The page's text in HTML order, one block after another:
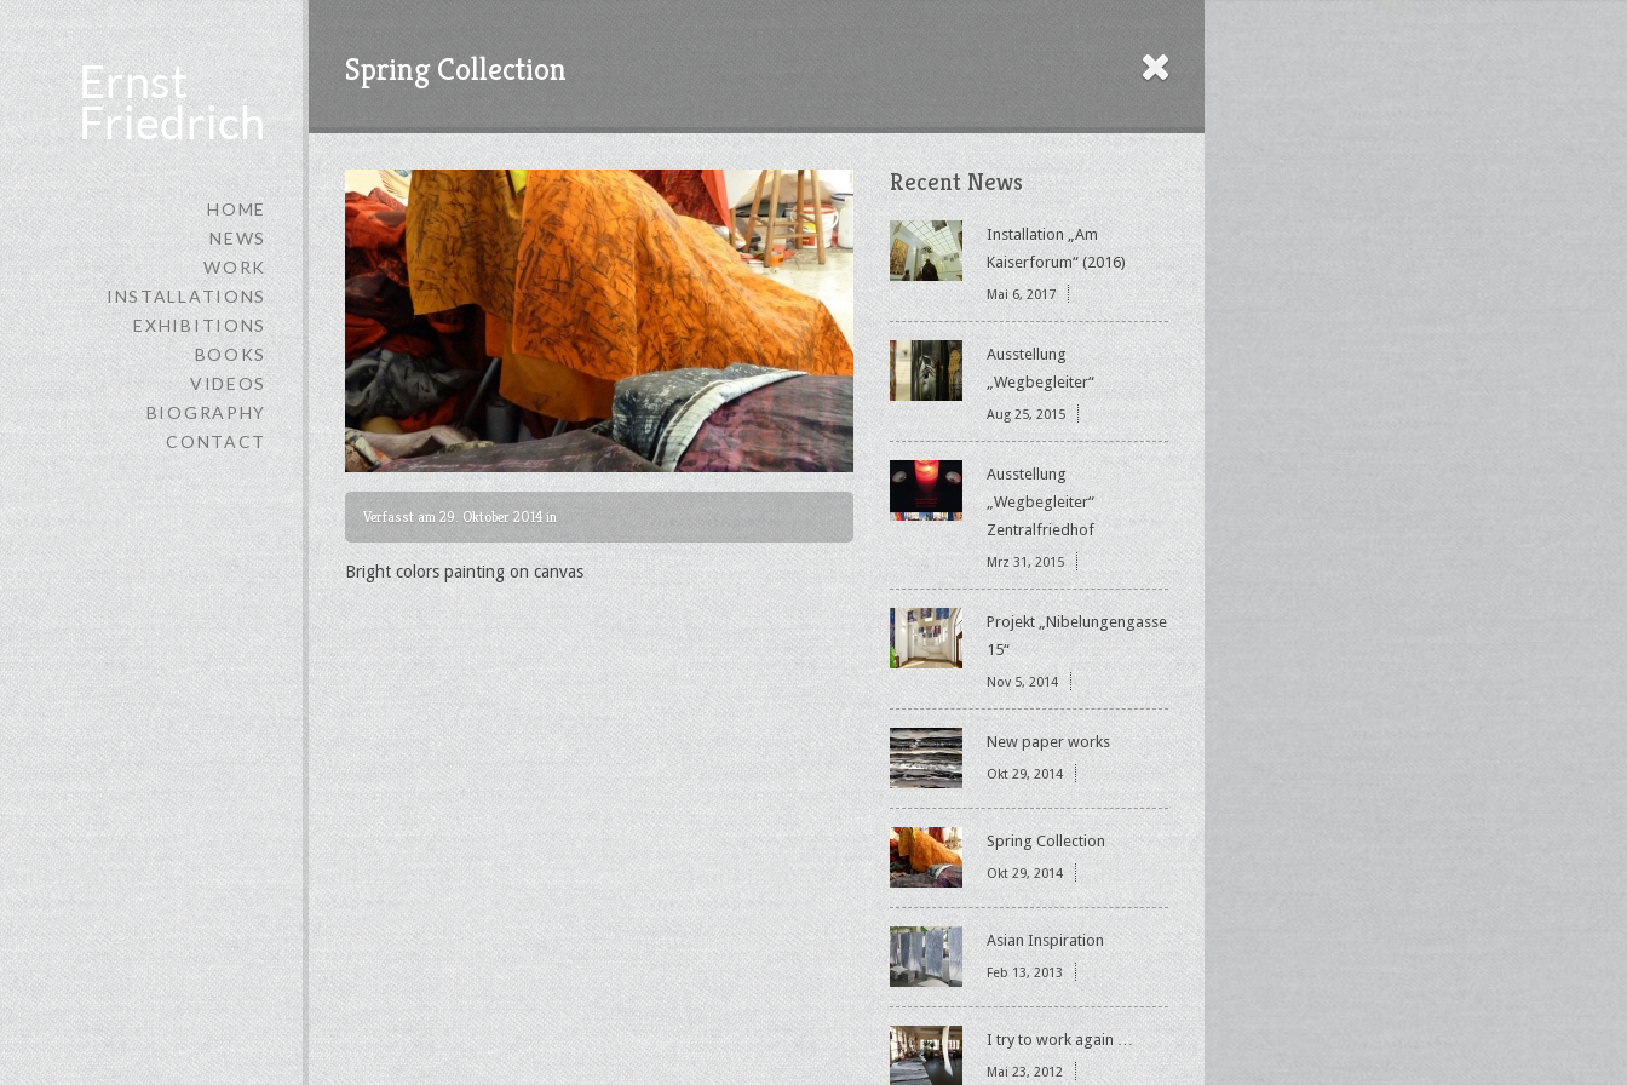
HOME
NEWS
WORK
INSTALLATIONS
EXHIBITIONS
BOOKS
VIDEOS
BIOGRAPHY
CONTACT
Spring Collection
Recent News
Installation „Am
Kaiserforum“ (2016)
Mai 6, 2017
Ausstellung
„Wegbegleiter“
Aug 25, 2015
Ausstellung
„Wegbegleiter“
Zentralfriedhof
Mrz 31, 2015
Projekt „Nibelungengasse
15“
Nov 5, 2014
New paper works
Okt 29, 2014
Spring Collection
Okt 29, 2014
Asian Inspiration
Feb 13, 2013
I try to work again …
Mai 23, 2012
Verfasst am 29. Oktober 2014 in
Bright colors painting on canvas